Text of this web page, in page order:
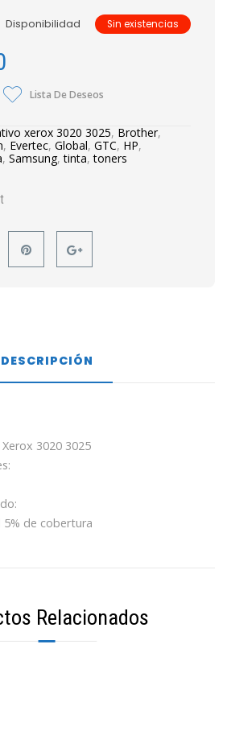
Disponibilidad Sin existencias
Lista De Deseos
xerox 3020 3025, Brother,
, Evertec, Global, GTC, HP,
, Samsung,tinta,toners
DESCRIPCIÓN
3020 3025
5% de cobertura
Relacionados